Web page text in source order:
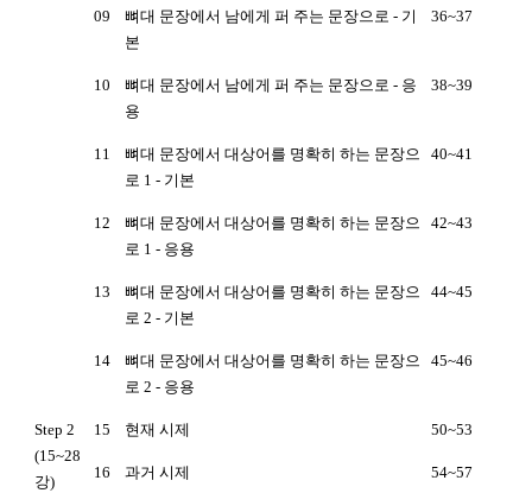
09
뼈대 문장에서 남에게 퍼 주는 문장으로 - 기
본
36~37
10
뼈대 문장에서 남에게 퍼 주는 문장으로 - 응
용
38~39
11
뼈대 문장에서 대상어를 명확히 하는 문장으
로 1 - 기본
40~41
12
뼈대 문장에서 대상어를 명확히 하는 문장으
로 1 - 응용
42~43
13
뼈대 문장에서 대상어를 명확히 하는 문장으
로 2 - 기본
44~45
14
뼈대 문장에서 대상어를 명확히 하는 문장으
로 2 - 응용
45~46
Step 2
(15~28
강)
15 현재 시제 50~53
16 과거 시제 54~57